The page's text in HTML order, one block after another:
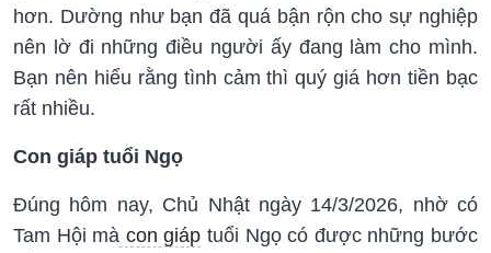
hơn. Dường như bạn đã quá bận rộn cho sự nghiệp
nên lờ đi những điều người ấy đang làm cho mình.
Bạn nên hiểu rằng tình cảm thì quý giá hơn tiền bạc
rất nhiều.
Con giáp tuổi Ngọ
Đúng hôm nay, Chủ Nhật ngày 14/3/2026, nhờ có
Tam Hội mà con giáp tuổi Ngọ có được những bước